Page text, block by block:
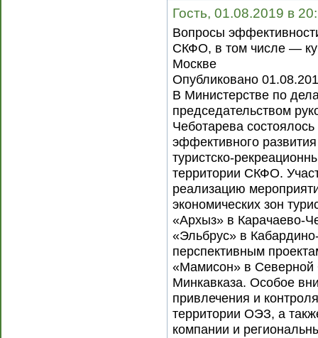
Гость, 01.08.2019 в
Вопросы
СКФО, в том числе —
Москве
Опубликовано
В Министерстве по
председательством
Чеботарева
эффективного
туристско-
территории СКФО.
реализацию
экономических зон
«Архыз» в Карачаево-
«Эльбрус» в
перспективным
«Мамисон» в Северной
Минкавказа. Особое
привлечения и
территории ОЭЗ, а
компании и